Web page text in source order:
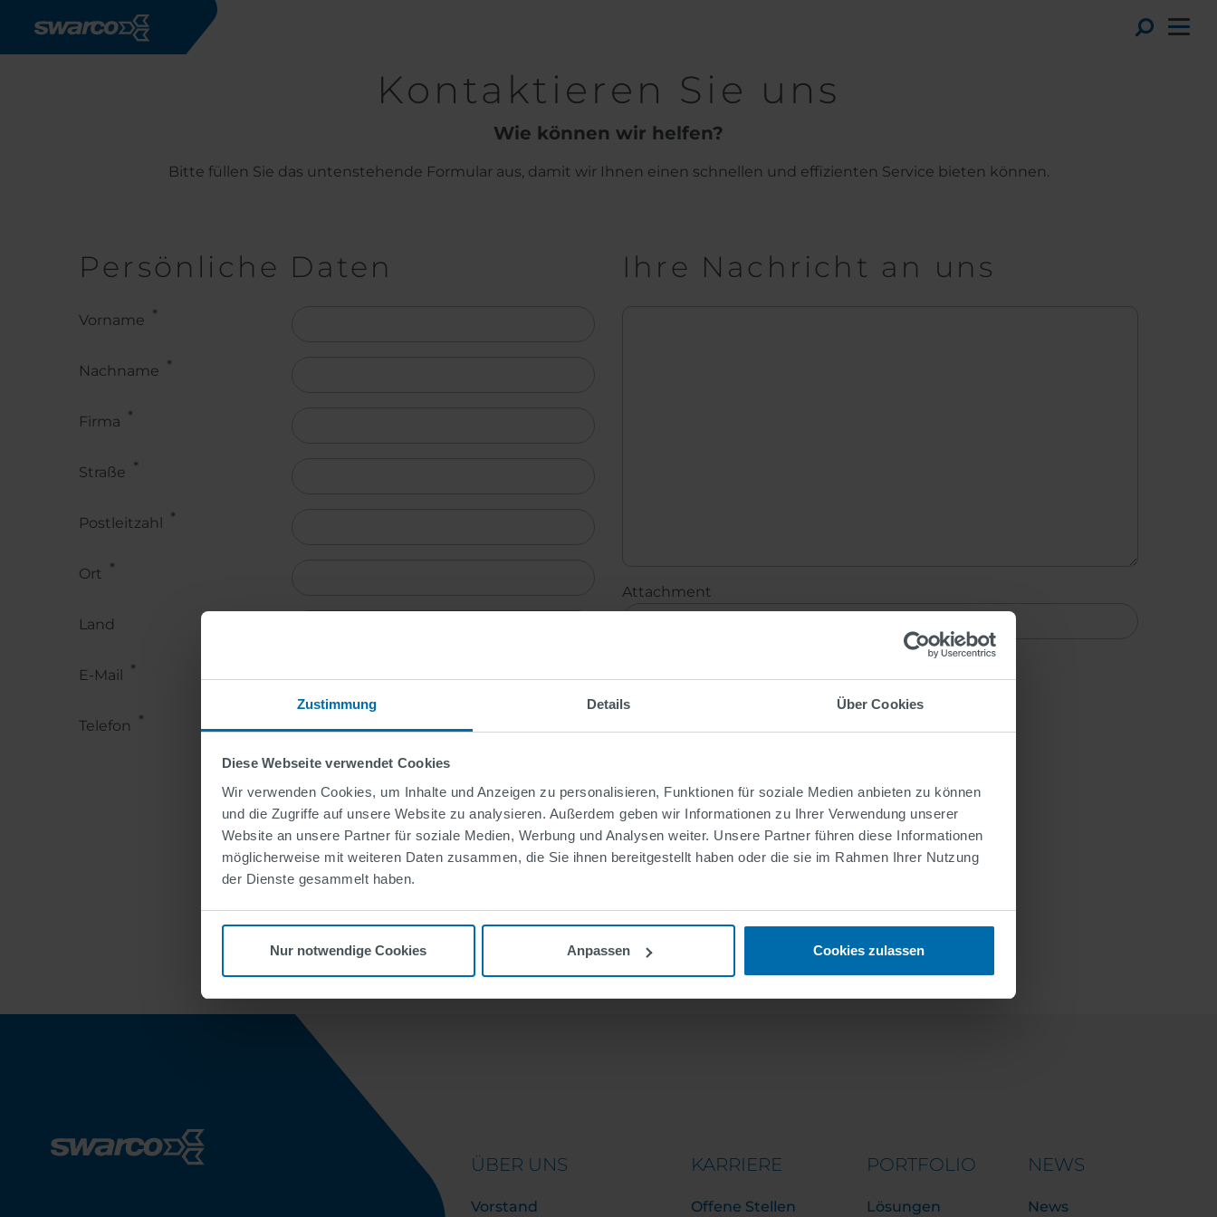
Zustimmung Details Über Cookies
Diese Webseite verwendet Cookies
Wir verwenden Cookies, um Inhalte und Anzeigen zu personalisieren, Funktionen für soziale Medien anbieten zu können
und die Zugriffe auf unsere Website zu analysieren. Außerdem geben wir Informationen zu Ihrer Verwendung unserer
Website an unsere Partner für soziale Medien, Werbung und Analysen weiter. Unsere Partner führen diese Informationen
möglicherweise mit weiteren Daten zusammen, die Sie ihnen bereitgestellt haben oder die sie im Rahmen Ihrer Nutzung
der Dienste gesammelt haben.
Nur notwendige Cookies Anpassen Cookies zulassen
Kontaktieren Sie uns
Wie können wir helfen?
Bitte füllen Sie das untenstehende Formular aus, damit wir Ihnen einen schnellen und effizienten Service bieten können.
Persönliche Daten
Vorname
Nachname
Firma
Straße
Postleitzahl
Ort
Land
Land
E-Mail
Telefon
Ihre Nachricht an uns
Attachment
Datenschutzerklärung
Copy to self
ÜBER UNS
Vorstand
KARRIERE
Offene Stellen
PORTFOLIO
Lösungen
NEWS
News